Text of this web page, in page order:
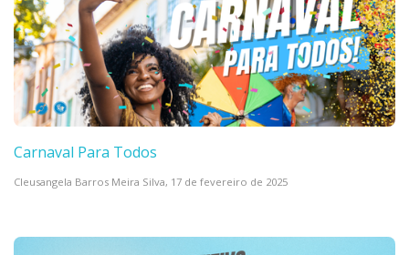
Carnaval Para Todos
Cleusangela Barros Meira Silva, 17 de fevereiro de 2025